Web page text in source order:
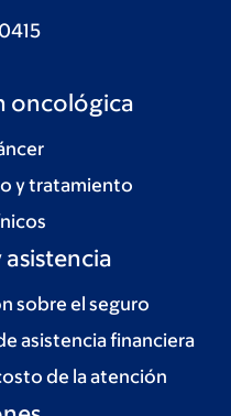
oncológica
y tratamiento
asistencia
sobre el seguro
asistencia financiera
de la atención